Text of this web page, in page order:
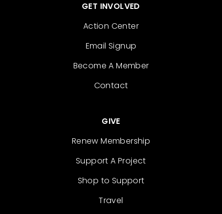
GET INVOLVED
Action Center
Email Signup
Become A Member
Contact
GIVE
Renew Membership
Support A Project
Shop to Support
Travel